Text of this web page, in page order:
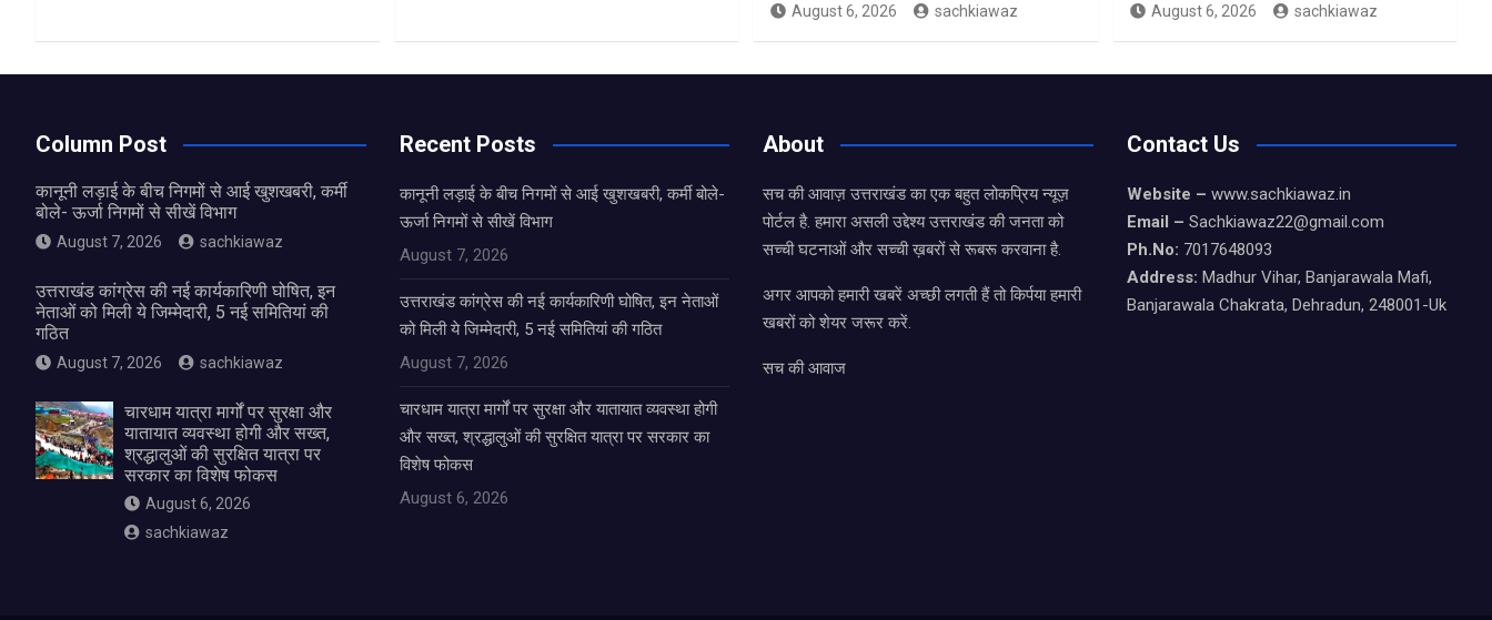
August 6, 2026 sachkiawaz August 6, 2026 sachkiawaz
Column Post
कानूनी लड़ाई के बीच निगमों से आई खुशखबरी, कर्मी
बोले- ऊर्जा निगमों से सीखें विभाग
August 7, 2026 sachkiawaz
उत्तराखंड कांग्रेस की नई कार्यकारिणी घोषित, इन
नेताओं को मिली ये जिम्मेदारी, 5 नई समितियां की
गठित
August 7, 2026 sachkiawaz
चारधाम यात्रा मार्गों पर सुरक्षा और
यातायात व्यवस्था होगी और सख्त,
श्रद्धालुओं की सुरक्षित यात्रा पर
सरकार का विशेष फोकस
August 6, 2026
sachkiawaz
Recent Posts
कानूनी लड़ाई के बीच निगमों से आई खुशखबरी, कर्मी बोले-
ऊर्जा निगमों से सीखें विभाग
August 7, 2026
उत्तराखंड कांग्रेस की नई कार्यकारिणी घोषित, इन नेताओं
को मिली ये जिम्मेदारी, 5 नई समितियां की गठित
August 7, 2026
चारधाम यात्रा मार्गों पर सुरक्षा और यातायात व्यवस्था होगी
और सख्त, श्रद्धालुओं की सुरक्षित यात्रा पर सरकार का
विशेष फोकस
August 6, 2026
About
सच की आवाज़ उत्तराखंड का एक बहुत लोकप्रिय न्यूज़
पोर्टल है. हमारा असली उद्देश्य उत्तराखंड की जनता को
सच्ची घटनाओं और सच्ची ख़बरों से रूबरू करवाना है.
अगर आपको हमारी खबरें अच्छी लगती हैं तो किर्पया हमारी
खबरों को शेयर जरूर करें.
सच की आवाज
Contact Us
Website – www.sachkiawaz.in
Email – Sachkiawaz22@gmail.com
Ph.No: 7017648093
Address: Madhur Vihar, Banjarawala Mafi,
Banjarawala Chakrata, Dehradun, 248001-Uk